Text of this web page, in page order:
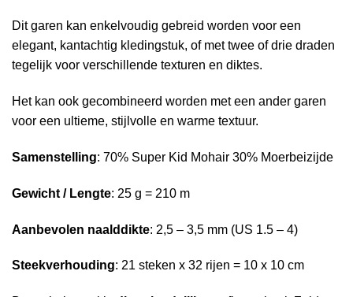
Dit garen kan enkelvoudig gebreid worden voor een
elegant, kantachtig kledingstuk, of met twee of drie draden
tegelijk voor verschillende texturen en diktes.
Het kan ook gecombineerd worden met een ander garen
voor een ultieme, stijlvolle en warme textuur.
Samenstelling: 70% Super Kid Mohair 30% Moerbeizijde
Gewicht / Lengte: 25 g = 210 m
Aanbevolen naalddikte: 2,5 – 3,5 mm (US 1.5 – 4)
Steekverhouding: 21 steken x 32 rijen = 10 x 10 cm